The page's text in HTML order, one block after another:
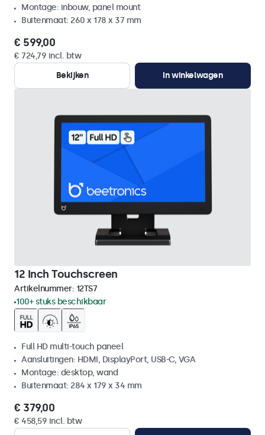
Montage: inbouw, panel mount
Buitenmaat: 260 x 178 x 37 mm
€ 599,00
€ 724,79 incl. btw
Bekijken
In winkelwagen
12 Inch Touchscreen
Artikelnummer: 12TS7
100+ stuks beschikbaar
Full HD multi-touch paneel
Aansluitingen: HDMI, DisplayPort, USB-C, VGA
Montage: desktop, wand
Buitenmaat: 284 x 179 x 34 mm
€ 379,00
€ 458,59 incl. btw